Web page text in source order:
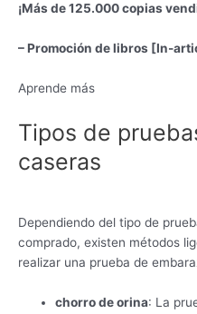
¡Más de 125.000 copias
– Promoción de libros [In-
Aprende más
Tipos de
caseras
Dependiendo del tipo de
comprado, existen métodos
realizar una prueba de
chorro de orina: La